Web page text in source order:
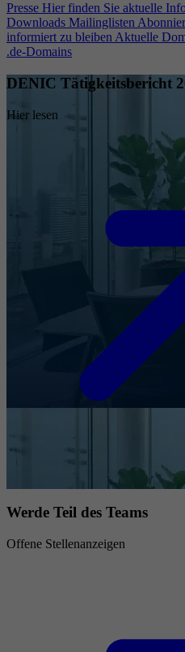
Presse Hier finden Sie aktuelle
Downloads Mailinglisten
informiert zu bleiben Aktuelle
.de-Domains
DENIC Tätigkeitsbericht
Hier lesen
Werde Teil des Teams
Offene Stellenanzeigen